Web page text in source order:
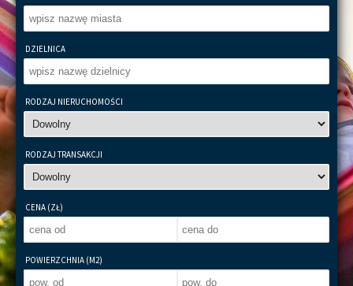
DZIELNICA
RODZAJ NIERUCHOMOŚCI
RODZAJ TRANSAKCJI
CENA (ZŁ)
POWIERZCHNIA (M2)